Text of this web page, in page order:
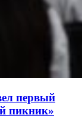
первый
пикник»